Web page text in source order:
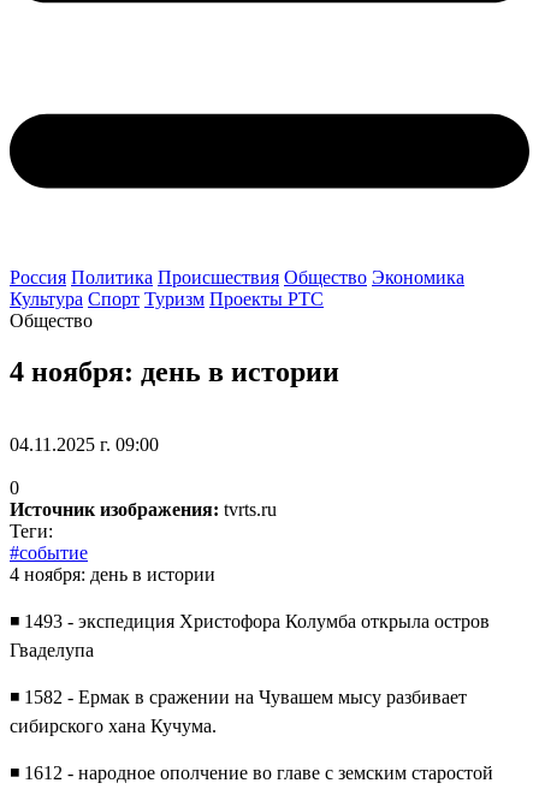
Россия Политика Происшествия Общество Экономика
Культура Спорт Туризм Проекты РТС
Общество
4 ноября: день в истории
04.11.2025 г. 09:00
0
Источник изображения: tvrts.ru
Теги:
#событие
4 ноября: день в истории
◾️ 1493 - экспедиция Христофора Колумба открыла остров
Гваделупа
◾️ 1582 - Ермак в сражении на Чувашем мысу разбивает
сибирского хана Кучума.
◾️ 1612 - народное ополчение во главе с земским старостой